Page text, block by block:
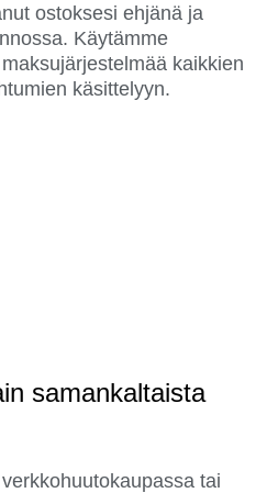
ostoksesi ehjänä ja
Käytämme
kaikkien
käsittelyyn.
samankaltaista
tai